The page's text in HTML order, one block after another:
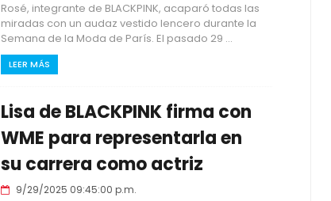
Rosé, integrante de BLACKPINK, acaparó todas las
miradas con un audaz vestido lencero durante la
Semana de la Moda de París. El pasado 29 ...
LEER MÁS
Lisa de BLACKPINK firma con
WME para representarla en
su carrera como actriz
9/29/2025 09:45:00 p.m.